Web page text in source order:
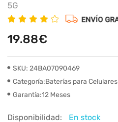
5G
19.88€
SKU: 24BA07090469
Categoría:Baterías para Celulares
Garantía:12 Meses
Disponibilidad: En stock